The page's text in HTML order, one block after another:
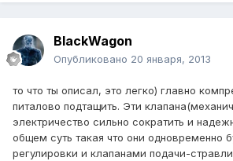
BlackWagon
Опубликовано 20 января, 2013
то что ты описал, это легко) главно
питалово подтащить. Эти
электричество сильно сократить и
общем суть такая что они одновременно
регулировки и клапанами подачи-